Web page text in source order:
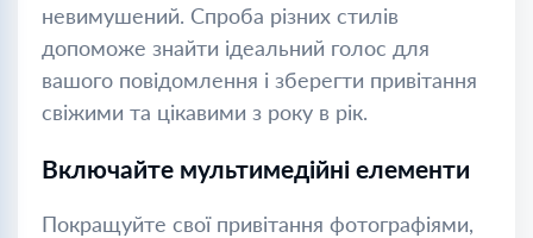
невимушений. Спроба різних стилів
допоможе знайти ідеальний голос для
вашого повідомлення і зберегти привітання
свіжими та цікавими з року в рік.
Включайте мультимедійні елементи
Покращуйте свої привітання фотографіями,